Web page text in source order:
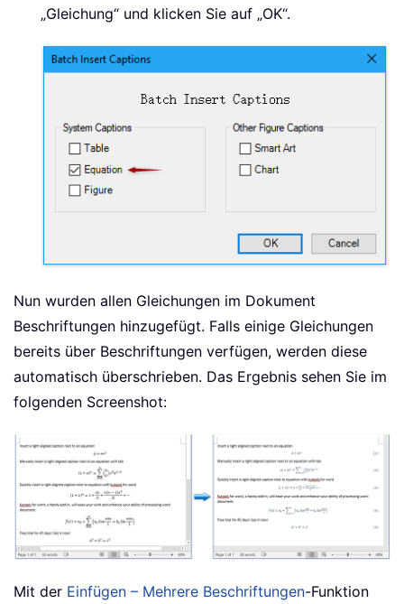
„Gleichung“ und klicken Sie auf „OK“.
Nun wurden allen Gleichungen im Dokument
Beschriftungen hinzugefügt. Falls einige Gleichungen
bereits über Beschriftungen verfügen, werden diese
automatisch überschrieben. Das Ergebnis sehen Sie im
folgenden Screenshot:
Mit der Einfügen – Mehrere Beschriftungen-Funktion